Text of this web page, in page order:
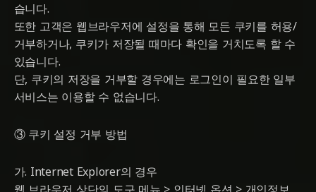
습니다.
또한 고객은 웹브라우저에 설정을 통해 모든 쿠키를 허용/
거부하거나, 쿠키가 저장될 때마다 확인을 거치도록 할 수
있습니다.
단, 쿠키의 저장을 거부할 경우에는 로그인이 필요한 일부
서비스는 이용할 수 없습니다.
③ 쿠키 설정 거부 방법
가. Internet Explorer의 경우